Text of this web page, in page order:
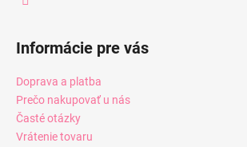
Informácie pre vás
Doprava a platba
Prečo nakupovať u nás
Časté otázky
Vrátenie tovaru